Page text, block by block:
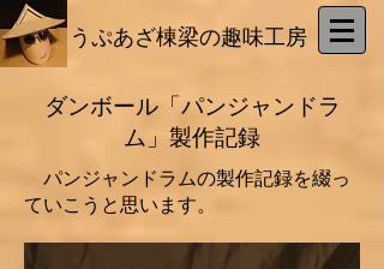
​うぷあざ棟梁の趣味工房
ダンボール「パンジャンドラ
ム」製作記録
パンジャンドラムの製作記録を綴っ
ていこうと思います。